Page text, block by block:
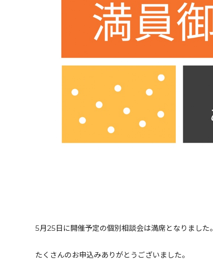
5月25日に開催予定の個別相談会は満席となりました。
たくさんのお申込みありがとうございました。